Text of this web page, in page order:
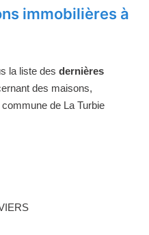
immobilières à
la liste des dernières
des maisons,
de La Turbie